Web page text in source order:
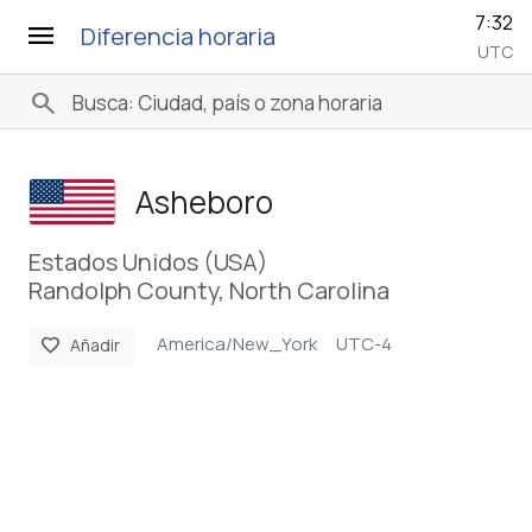
menu Diferencia horaria 7:32
UTC
search
Asheboro
Estados Unidos (USA)
Randolph County, North Carolina
favorite Añadir America/New_York UTC-4